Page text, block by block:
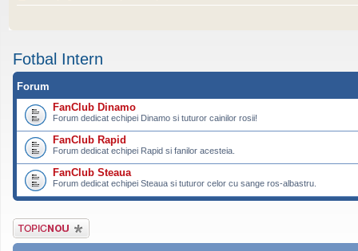
Fotbal Intern
Forum
FanClub Dinamo
Forum dedicat echipei Dinamo si tuturor cainilor rosii!
FanClub Rapid
Forum dedicat echipei Rapid si fanilor acesteia.
FanClub Steaua
Forum dedicat echipei Steaua si tuturor celor cu sange ros-albastru.
Scrie un subiect
nou